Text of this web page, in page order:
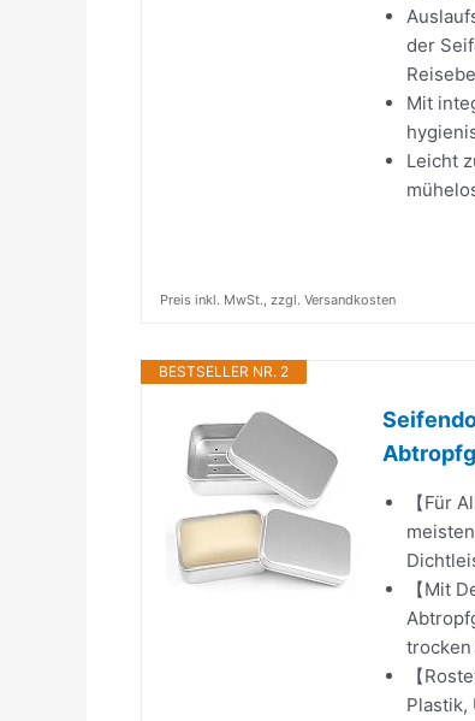
der
Mit
Leicht
Preis inkl. MwSt., zzgl. Versandkosten
BESTSELLER NR. 2
【Für
【Mit
trocken
【
Plastik,